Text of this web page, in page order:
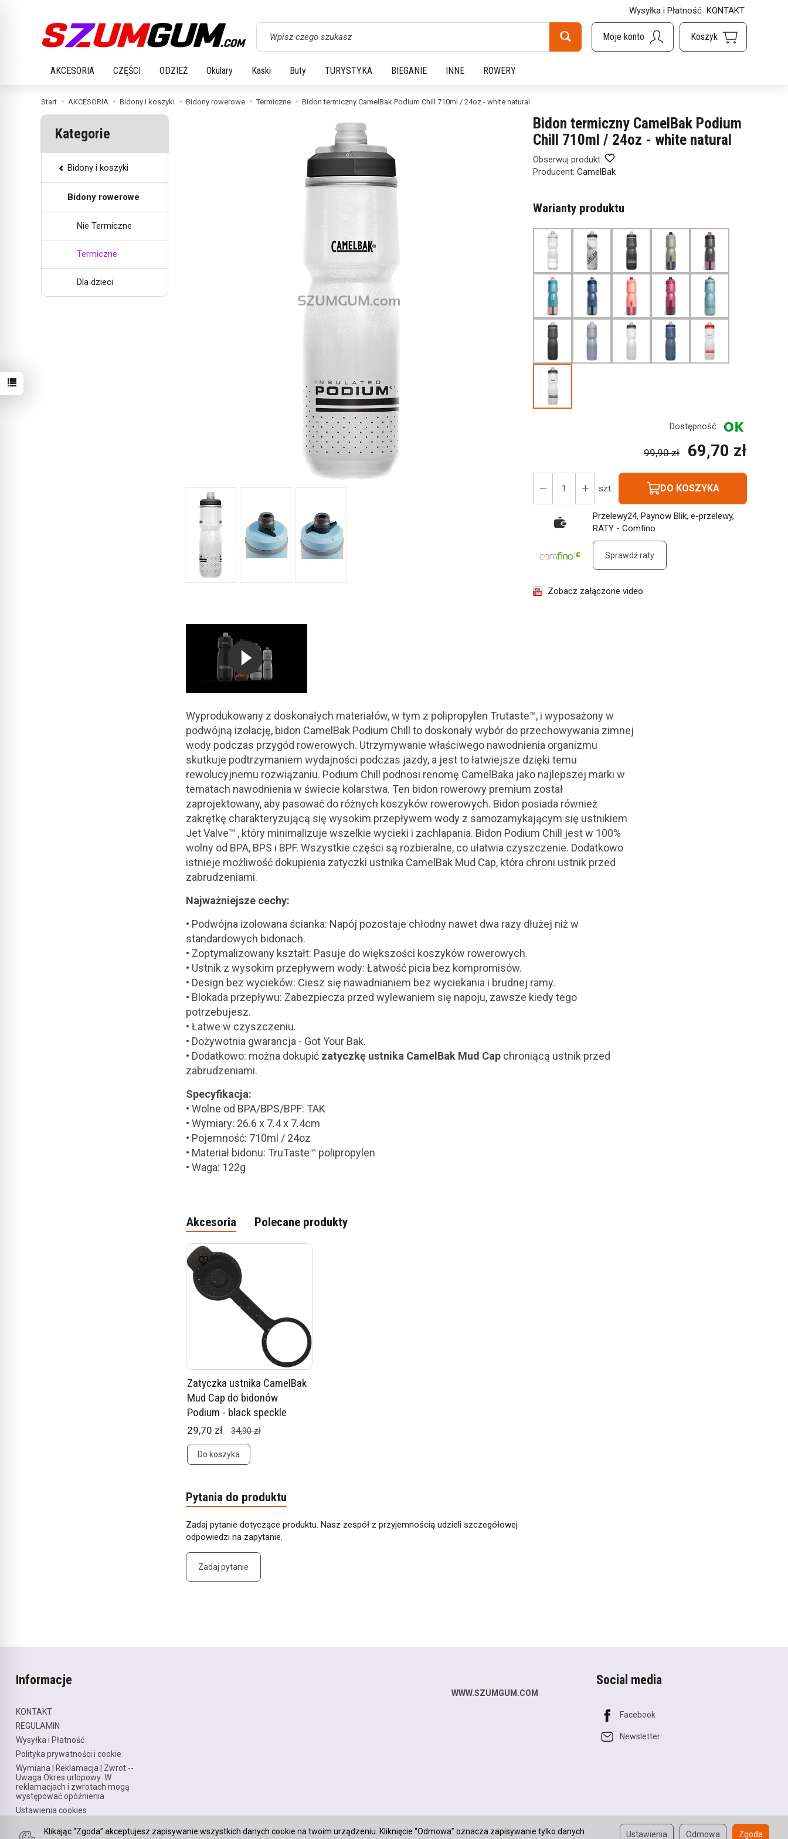
Wysyłka i Płatność KONTAKT
Wyszukaj
AKCESORIA CZĘŚCI ODZIEŻ Okulary Kaski Buty TURYSTYKA BIEGANIE INNE ROWERY
Start AKCESORIA Bidony i koszyki Bidony rowerowe Termiczne Bidon termiczny CamelBak Podium Chill 710ml / 24oz - white natural
Bidon termiczny CamelBak Podium
Chill 710ml / 24oz - white natural
Obserwuj produkt:
Producent: CamelBak
Warianty produktu
Dostępność:
99,90 zł 69,70 zł
szt. DO KOSZYKA
Przelewy24, Paynow Blik, e-przelewy,
RATY - Comfino
Sprawdź raty
Zobacz załączone video
Wyprodukowany z doskonałych materiałów, w tym z polipropylen Trutaste™, i wyposażony w
podwójną izolację, bidon CamelBak Podium Chill to doskonały wybór do przechowywania zimnej
wody podczas przygód rowerowych. Utrzymywanie właściwego nawodnienia organizmu
skutkuje podtrzymaniem wydajności podczas jazdy, a jest to łatwiejsze dzięki temu
rewolucyjnemu rozwiązaniu. Podium Chill podnosi renomę CamelBaka jako najlepszej marki w
tematach nawodnienia w świecie kolarstwa. Ten bidon rowerowy premium został
zaprojektowany, aby pasować do różnych koszyków rowerowych. Bidon posiada również
zakrętkę charakteryzującą się wysokim przepływem wody z samozamykającym się ustnikiem
Jet Valve™ , który minimalizuje wszelkie wycieki i zachlapania. Bidon Podium Chill jest w 100%
wolny od BPA, BPS i BPF. Wszystkie części są rozbieralne, co ułatwia czyszczenie. Dodatkowo
istnieje możliwość dokupienia zatyczki ustnika CamelBak Mud Cap, która chroni ustnik przed
zabrudzeniami.
Najważniejsze cechy:
• Podwójna izolowana ścianka: Napój pozostaje chłodny nawet dwa razy dłużej niż w
standardowych bidonach.
• Zoptymalizowany kształt: Pasuje do większości koszyków rowerowych.
• Ustnik z wysokim przepływem wody: Łatwość picia bez kompromisów.
• Design bez wycieków: Ciesz się nawadnianiem bez wyciekania i brudnej ramy.
• Blokada przepływu: Zabezpiecza przed wylewaniem się napoju, zawsze kiedy tego
potrzebujesz.
• Łatwe w czyszczeniu.
• Dożywotnia gwarancja - Got Your Bak.
• Dodatkowo: można dokupić zatyczkę ustnika CamelBak Mud Capchroniącą ustnik przed
zabrudzeniami.
Specyfikacja:
• Wolne od BPA/BPS/BPF: TAK
• Wymiary: 26.6 x 7.4 x 7.4cm
• Pojemność: 710ml / 24oz
• Materiał bidonu: TruTaste™ polipropylen
• Waga: 122g
Akcesoria Polecane produkty
Zatyczka ustnika CamelBak
Mud Cap do bidonów
Podium - black speckle
29,70 zł 34,90 zł
Do koszyka
Pytania do produktu
Zadaj pytanie dotyczące produktu. Nasz zespół z przyjemnością udzieli szczegółowej
odpowiedzi na zapytanie.
Zadaj pytanie
Kategorie
Bidony i koszyki
Bidony rowerowe
Nie Termiczne
Termiczne
Dla dzieci
Informacje
KONTAKT
REGULAMIN
Wysyłka i Płatność
Polityka prywatności i cookie
Wymiana | Reklamacja | Zwrot --
Uwaga Okres urlopowy W
reklamacjach i zwrotach mogą
występować opóźnienia
Ustawienia cookies
WWW.SZUMGUM.COM
Social media
Facebook
Newsletter
Klikając “Zgoda” akceptujesz zapisywanie wszystkich danych cookie na twoim urządzeniu. Kliknięcie “Odmowa” oznacza zapisywanie tylko danych
Ustawienia Odmowa Zgoda